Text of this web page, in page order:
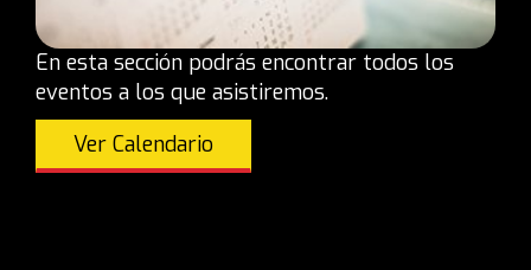
En esta sección podrás encontrar todos los
eventos a los que asistiremos.
Ver Calendario